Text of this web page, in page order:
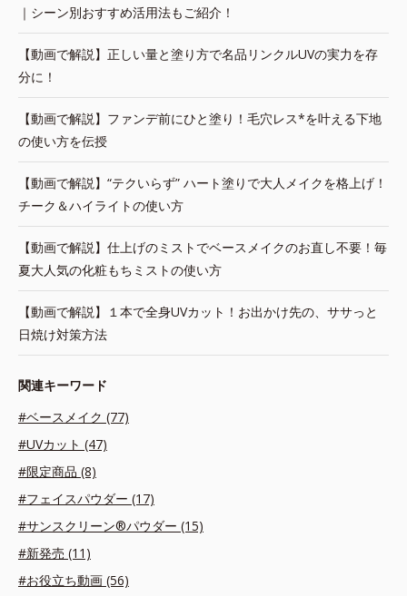
｜シーン別おすすめ活用法もご紹介！
【動画で解説】正しい量と塗り方で名品リンクルUVの実力を存
分に！
【動画で解説】ファンデ前にひと塗り！毛穴レス*を叶える下地
の使い方を伝授
【動画で解説】“テクいらず” ハート塗りで大人メイクを格上げ！
チーク＆ハイライトの使い方
【動画で解説】仕上げのミストでベースメイクのお直し不要！毎
夏大人気の化粧もちミストの使い方
【動画で解説】１本で全身UVカット！お出かけ先の、ササっと
日焼け対策方法
関連キーワード
#ベースメイク (77)
#UVカット (47)
#限定商品 (8)
#フェイスパウダー (17)
#サンスクリーン®パウダー (15)
#新発売 (11)
#お役立ち動画 (56)